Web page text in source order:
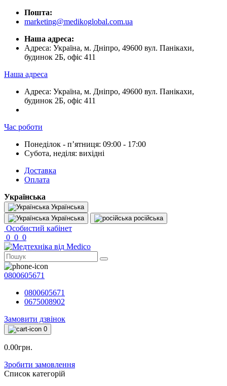
Пошта:
marketing@medikoglobal.com.ua
Наша адреса:
Адреса: Україна, м. Дніпро, 49600 вул. Панікахи,
будинок 2Б, офіс 411
Наша адреса
Адреса: Україна, м. Дніпро, 49600 вул. Панікахи,
будинок 2Б, офіс 411
Час роботи
Понеділок - пʼятниця: 09:00 - 17:00
Субота, неділя: вихідні
Доставка
Оплата
Українська
Українська
Українська
російська
Особистий кабінет
0 0 0
0800605671
0800605671
0675008902
Замовити дзвінок
0
0.00грн.
Зробити замовлення
Список категорій